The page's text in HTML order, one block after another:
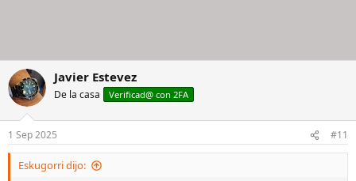
Javier Estevez
De la casa Verificad@ con 2FA
1 Sep 2025 #11
Eskugorri dijo: